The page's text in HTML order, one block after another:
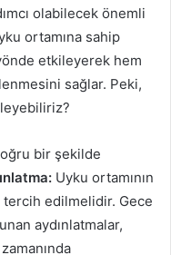
olabilecek önemli
ortamına sahip
etkileyerek hem
sağlar. Peki,
bir şekilde
Uyku ortamının
tercih edilmelidir. Gece
aydınlatmalar,